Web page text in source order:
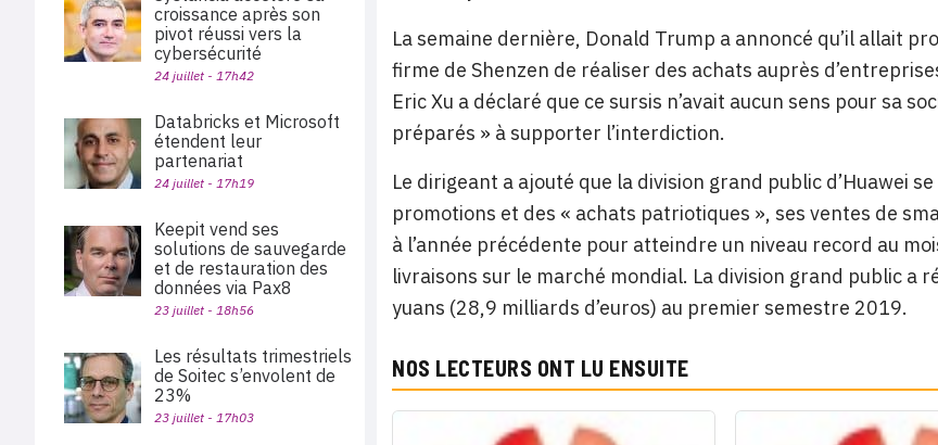
La semaine dernière, Donald Trump a annoncé qu’il allait
firme de Shenzen de réaliser des achats auprès
Eric Xu a déclaré que ce sursis n’avait aucun sens pour sa
préparés » à supporter l’interdiction.
Le dirigeant a ajouté que la division grand public d’Huawei
promotions et des « achats patriotiques », ses ventes de
à l’année précédente pour atteindre un niveau record au
livraisons sur le marché mondial. La division grand public a
yuans (28,9 milliards d’euros) au premier semestre 2019.
NOS LECTEURS ONT LU ENSUITE
croissance après son
pivot réussi vers la
cybersécurité
24 juillet - 17h42
Databricks et Microsoft
étendent leur
partenariat
24 juillet - 17h19
Keepit vend ses
solutions de sauvegarde
et de restauration des
données via Pax8
23 juillet - 18h56
Les résultats trimestriels
de Soitec s’envolent de
23%
23 juillet - 17h03